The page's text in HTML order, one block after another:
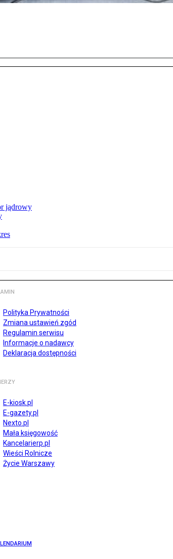
jądrowy
Polityka Prywatności
Zmiana ustawień zgód
Regulamin serwisu
Informacje o nadawcy
Deklaracja dostępności
E-kiosk.pl
E-gazety.pl
Nexto.pl
Mała księgowość
Kancelarierp.pl
Wieści Rolnicze
Życie Warszawy